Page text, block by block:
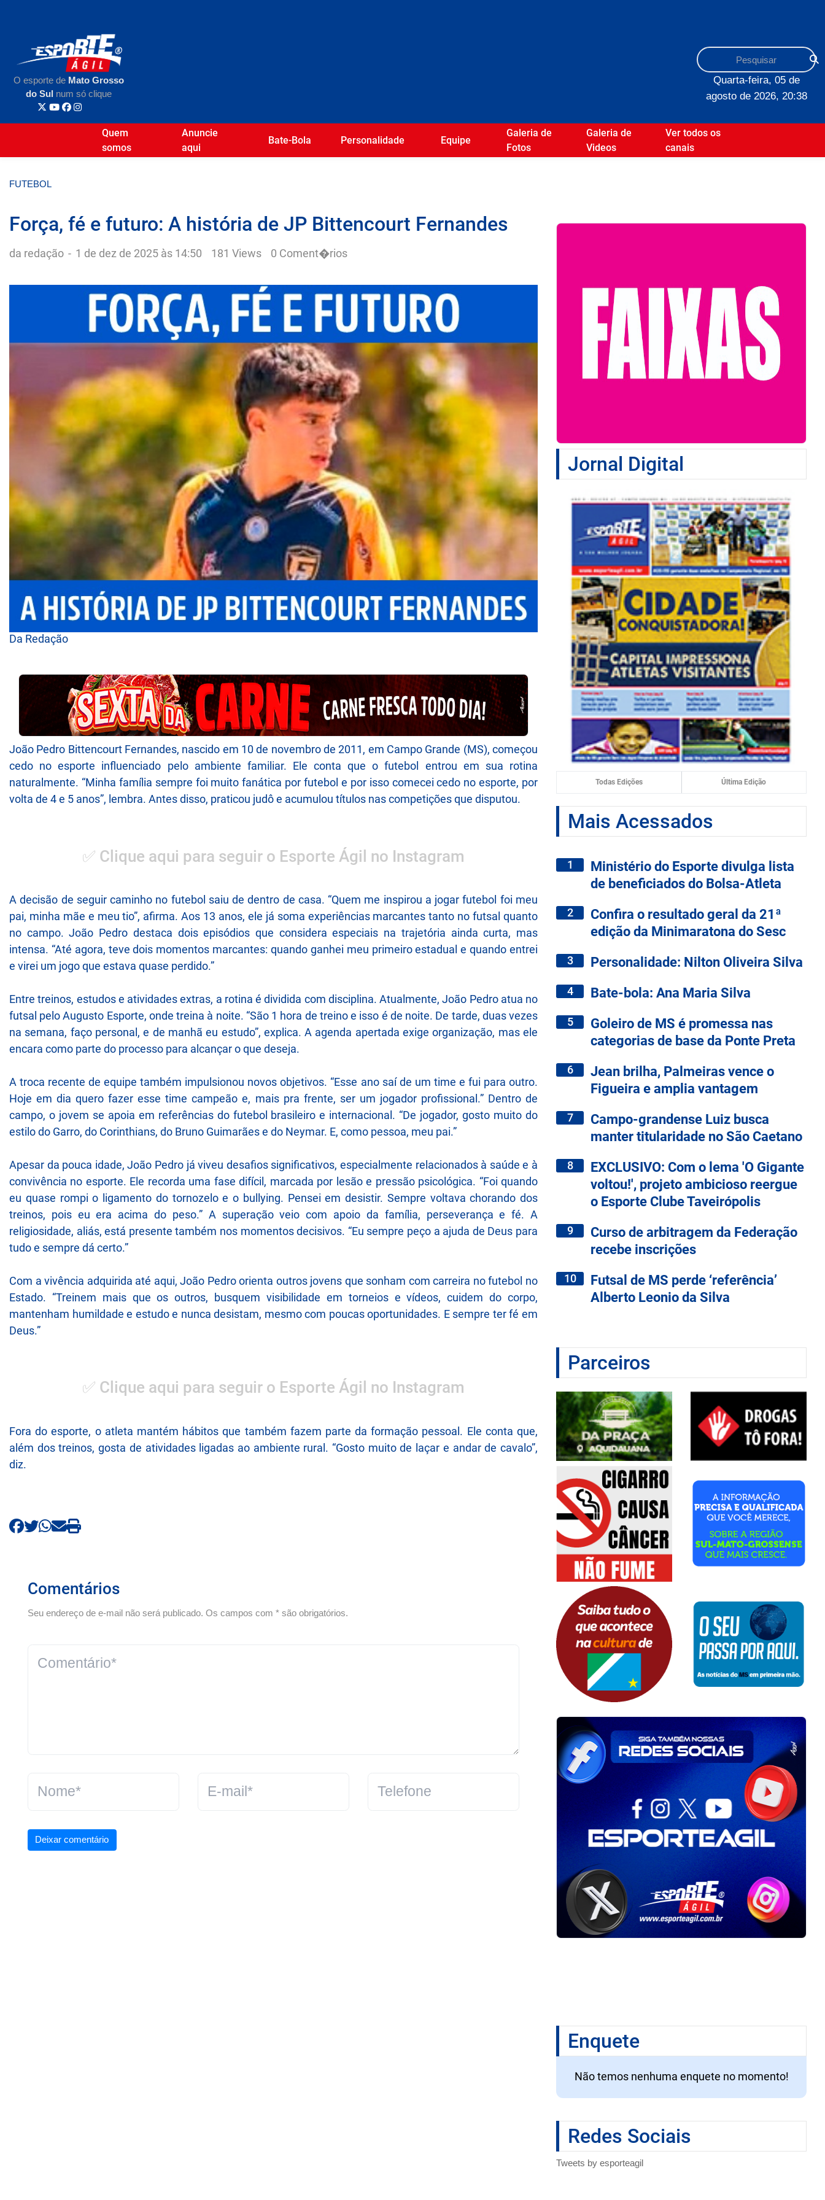
O esporte de Mato Grosso
do Sul num só clique
Quarta-feira, 05 de
agosto de 2026, 20:38
Quem
somos
Anuncie
aqui
Bate-Bola Personalidade Equipe
Galeria de
Fotos
Galeria de
Videos
Ver todos os
canais
FUTEBOL
Força, fé e futuro: A história de JP Bittencourt Fernandes
da redação - 1 de dez de 2025 às 14:50 181 Views 0 Coment�rios
Da Redação
João Pedro Bittencourt Fernandes, nascido em 10 de novembro de 2011, em Campo Grande (MS), começou
cedo no esporte influenciado pelo ambiente familiar. Ele conta que o futebol entrou em sua rotina
naturalmente. “Minha família sempre foi muito fanática por futebol e por isso comecei cedo no esporte, por
volta de 4 e 5 anos”, lembra. Antes disso, praticou judô e acumulou títulos nas competições que disputou.
✅ Clique aqui para seguir o Esporte Ágil no Instagram
A decisão de seguir caminho no futebol saiu de dentro de casa. “Quem me inspirou a jogar futebol foi meu
pai, minha mãe e meu tio”, afirma. Aos 13 anos, ele já soma experiências marcantes tanto no futsal quanto
no campo. João Pedro destaca dois episódios que considera especiais na trajetória ainda curta, mas
intensa. “Até agora, teve dois momentos marcantes: quando ganhei meu primeiro estadual e quando entrei
e virei um jogo que estava quase perdido.”
Entre treinos, estudos e atividades extras, a rotina é dividida com disciplina. Atualmente, João Pedro atua no
futsal pelo Augusto Esporte, onde treina à noite. “São 1 hora de treino e isso é de noite. De tarde, duas vezes
na semana, faço personal, e de manhã eu estudo”, explica. A agenda apertada exige organização, mas ele
encara como parte do processo para alcançar o que deseja.
A troca recente de equipe também impulsionou novos objetivos. “Esse ano saí de um time e fui para outro.
Hoje em dia quero fazer esse time campeão e, mais pra frente, ser um jogador profissional.” Dentro de
campo, o jovem se apoia em referências do futebol brasileiro e internacional. “De jogador, gosto muito do
estilo do Garro, do Corinthians, do Bruno Guimarães e do Neymar. E, como pessoa, meu pai.”
Apesar da pouca idade, João Pedro já viveu desafios significativos, especialmente relacionados à saúde e à
convivência no esporte. Ele recorda uma fase difícil, marcada por lesão e pressão psicológica. “Foi quando
eu quase rompi o ligamento do tornozelo e o bullying. Pensei em desistir. Sempre voltava chorando dos
treinos, pois eu era acima do peso.” A superação veio com apoio da família, perseverança e fé. A
religiosidade, aliás, está presente também nos momentos decisivos. “Eu sempre peço a ajuda de Deus para
tudo e sempre dá certo.”
Com a vivência adquirida até aqui, João Pedro orienta outros jovens que sonham com carreira no futebol no
Estado. “Treinem mais que os outros, busquem visibilidade em torneios e vídeos, cuidem do corpo,
mantenham humildade e estudo e nunca desistam, mesmo com poucas oportunidades. E sempre ter fé em
Deus.”
✅ Clique aqui para seguir o Esporte Ágil no Instagram
Fora do esporte, o atleta mantém hábitos que também fazem parte da formação pessoal. Ele conta que,
além dos treinos, gosta de atividades ligadas ao ambiente rural. “Gosto muito de laçar e andar de cavalo”,
diz.
Comentários
Seu endereço de e-mail não será publicado. Os campos com * são obrigatórios.
Deixar comentário
Jornal Digital
Todas Edições Última Edição
Mais Acessados
1
Ministério do Esporte divulga lista
de beneficiados do Bolsa-Atleta
2
Confira o resultado geral da 21ª
edição da Minimaratona do Sesc
3 Personalidade: Nilton Oliveira Silva
4 Bate-bola: Ana Maria Silva
5
Goleiro de MS é promessa nas
categorias de base da Ponte Preta
6
Jean brilha, Palmeiras vence o
Figueira e amplia vantagem
7
Campo-grandense Luiz busca
manter titularidade no São Caetano
8
EXCLUSIVO: Com o lema 'O Gigante
voltou!', projeto ambicioso reergue
o Esporte Clube Taveirópolis
9
Curso de arbitragem da Federação
recebe inscrições
10
Futsal de MS perde ‘referência’
Alberto Leonio da Silva
Parceiros
Enquete
Não temos nenhuma enquete no momento!
Redes Sociais
Tweets by esporteagil